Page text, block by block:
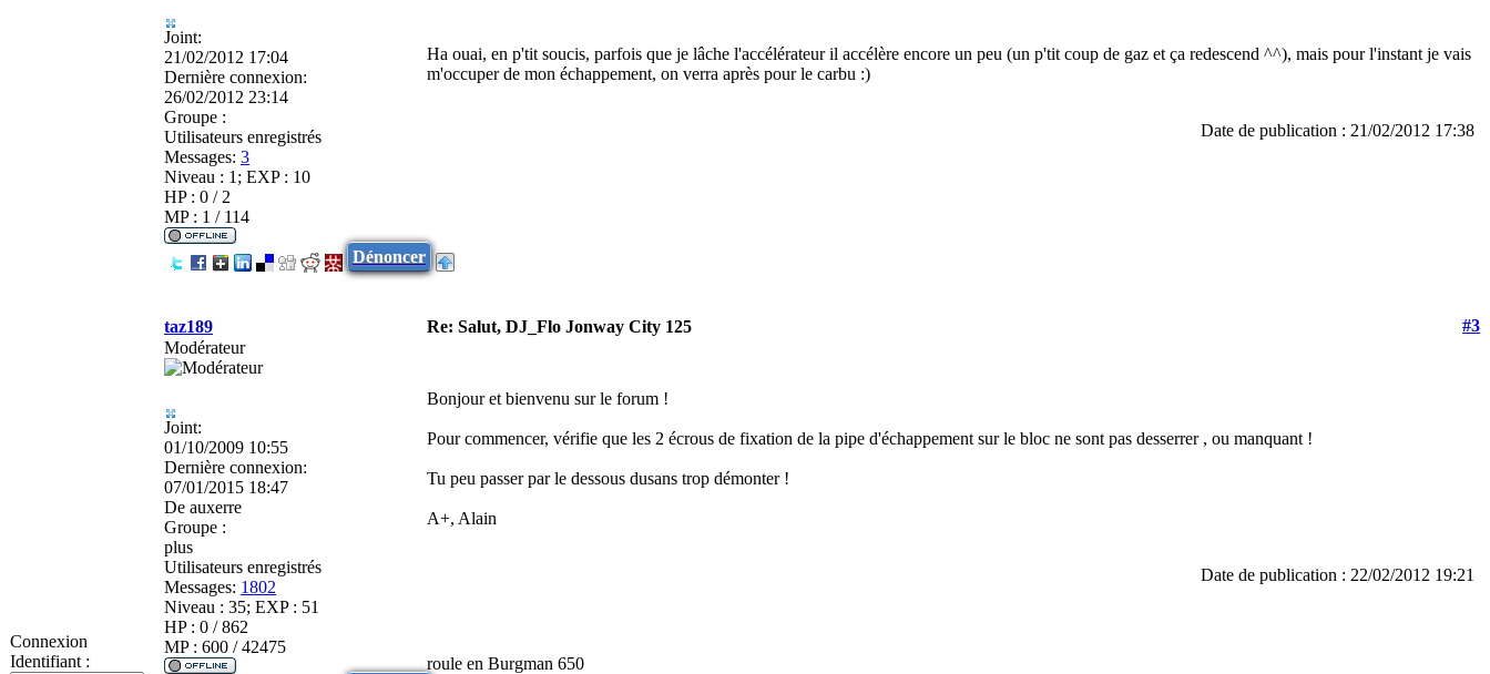
Connexion
Identifiant :
Joint:
21/02/2012 17:04
Dernière connexion:
26/02/2012 23:14
Groupe :
Utilisateurs enregistrés
Messages: 3
Niveau : 1; EXP : 10
HP : 0 / 2
MP : 1 / 114
Ha ouai, en p'tit soucis, parfois que je lâche l'accélérateur il accélère encore un peu (un p'tit coup de gaz et ça redescend ^^), mais pour l'instant je vais
m'occuper de mon échappement, on verra après pour le carbu :)
Date de publication : 21/02/2012 17:38
Dénoncer
taz189 Re: Salut, DJ_Flo Jonway City 125
#3
Modérateur
Joint:
01/10/2009 10:55
Dernière connexion:
07/01/2015 18:47
De auxerre
Groupe :
plus
Utilisateurs enregistrés
Messages: 1802
Niveau : 35; EXP : 51
HP : 0 / 862
MP : 600 / 42475
Bonjour et bienvenu sur le forum !
Pour commencer, vérifie que les 2 écrous de fixation de la pipe d'échappement sur le bloc ne sont pas desserrer , ou manquant !
Tu peu passer par le dessous dusans trop démonter !
A+, Alain
Date de publication : 22/02/2012 19:21
roule en Burgman 650